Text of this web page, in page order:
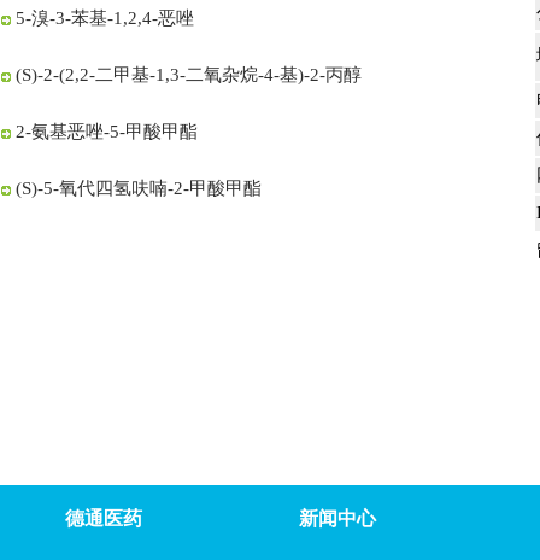
5-溴-3-苯基-1,2,4-恶唑
(S)-2-(2,2-二甲基-1,3-二氧杂烷-4-基)-2-丙醇
2-氨基恶唑-5-甲酸甲酯
(S)-5-氧代四氢呋喃-2-甲酸甲酯
3-羟基吡嗪-2-酰胺
德通医药 新闻中心